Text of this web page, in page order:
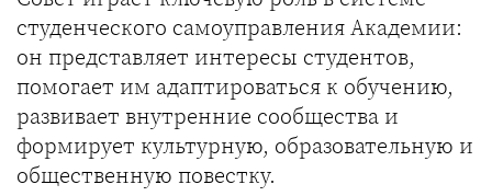
студенческого самоуправления Академии:
он представляет интересы студентов,
помогает им адаптироваться к обучению,
развивает внутренние сообщества и
формирует культурную, образовательную и
общественную повестку.